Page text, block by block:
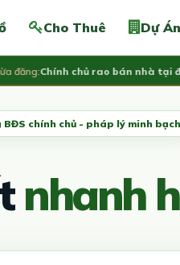
Cho Thuê Dự Án
Chính chủ rao bán nhà tại
BĐS chính chủ - pháp lý minh bạch
nhanh